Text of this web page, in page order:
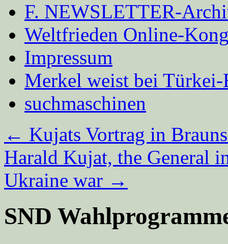
F. NEWSLETTER-
Weltfrieden Online-
Impressum
Merkel weist bei
suchmaschinen
← Kujats Vortrag in
Harald Kujat, the General
Ukraine war →
SND